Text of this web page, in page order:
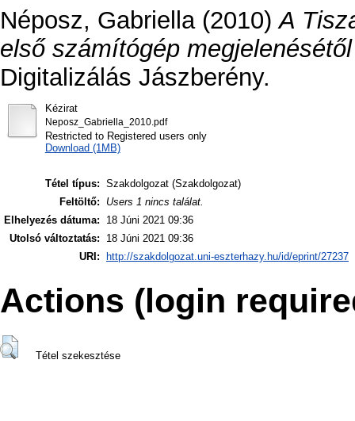
Néposz, Gabriella(2010)A
első számítógép
Digitalizálás Jászberény.
Kézirat
Neposz_Gabriella_2010.pdf
Restricted to Registered users only
Download (1MB)
Tétel típus: Szakdolgozat (Szakdolgozat)
Feltöltő:
Users 1 nincs találat.
Elhelyezés dátuma:
18 Júni 2021 09:36
Utolsó változtatás:
18 Júni 2021 09:36
URI:
http://szakdolgozat.uni-eszterhazy.hu/id/eprint/27237
Actions (login
Tétel szekesztése